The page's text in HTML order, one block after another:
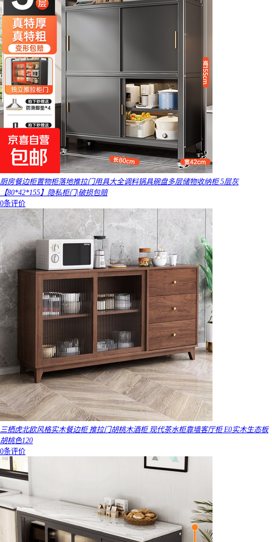
厨房餐边柜置物柜落地推拉门用具大全调料锅具碗盘多层储物收纳柜 5层灰
【80*42*155】隐私柜门|破损包赔
0条评价
三栖虎北欧风格实木餐边柜 推拉门胡桃木酒柜 现代茶水柜靠墙客厅柜 E0实木生态板
胡桃色120
0条评价